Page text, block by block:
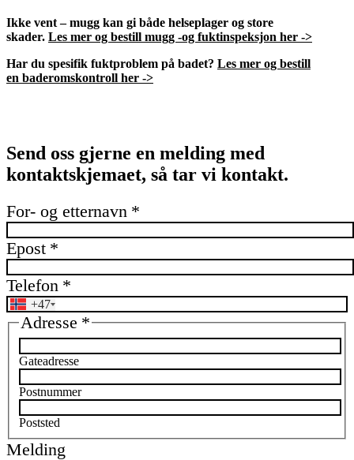
Ikke vent – mugg kan gi både helseplager og store
skader. Les mer og bestill mugg -og fuktinspeksjon her ->
Har du spesifik fuktproblem på badet? Les mer og bestill
en baderomskontroll her ->
Send oss gjerne en melding med
kontaktskjemaet, så tar vi kontakt.
For- og etternavn *
Epost *
Telefon *
+47
Adresse *
Gateadresse
Postnummer
Poststed
Melding